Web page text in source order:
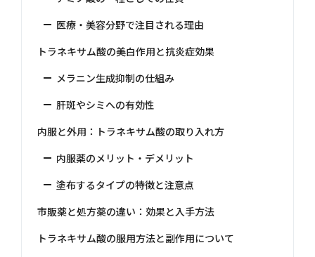
医療・美容分野で注目される理由
トラネキサム酸の美白作用と抗炎症効果
メラニン生成抑制の仕組み
肝斑やシミへの有効性
内服と外用：トラネキサム酸の取り入れ方
内服薬のメリット・デメリット
塗布するタイプの特徴と注意点
市販薬と処方薬の違い：効果と入手方法
トラネキサム酸の服用方法と副作用について